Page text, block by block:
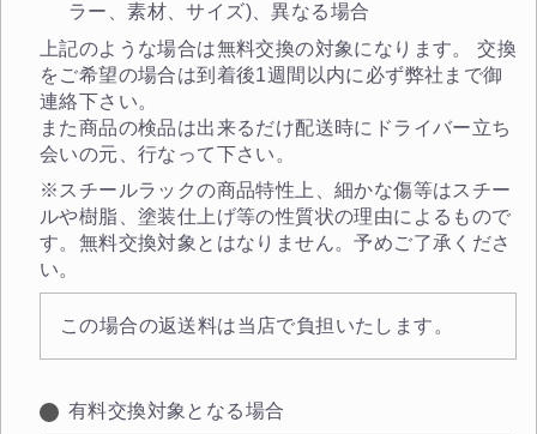
ラー、素材、サイズ)、異なる場合
上記のような場合は無料交換の対象になります。 交換
をご希望の場合は到着後1週間以内に必ず弊社まで御
連絡下さい。
また商品の検品は出来るだけ配送時にドライバー立ち
会いの元、行なって下さい。
※スチールラックの商品特性上、細かな傷等はスチー
ルや樹脂、塗装仕上げ等の性質状の理由によるもので
す。無料交換対象とはなりません。予めご了承くださ
い。
この場合の返送料は当店で負担いたします。
有料交換対象となる場合